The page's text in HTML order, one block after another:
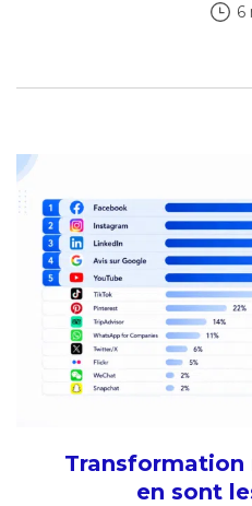
6
Transformation
en sont